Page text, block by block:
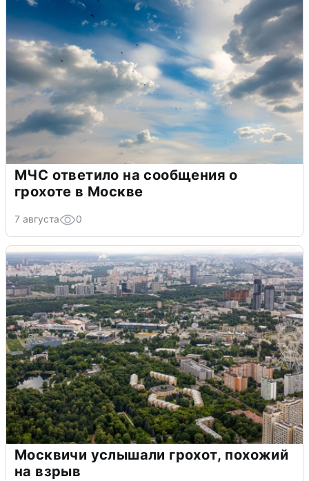
МЧС ответило на сообщения о
грохоте в Москве
7 августа 0
Москвичи услышали грохот, похожий
на взрыв